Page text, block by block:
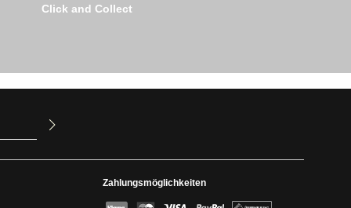
Click and Collect
Zahlungsmöglichkeiten